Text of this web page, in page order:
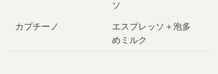
ソ
カプチーノ
エスプレッソ＋泡多
めミルク